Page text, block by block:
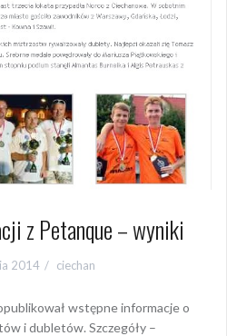
z Petanque – wyniki
2014 ciechan
wstępne informacje o
i dubletów. Szczegóły –